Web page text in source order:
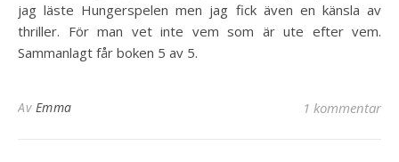
jag läste Hungerspelen men jag fick även en känsla av
thriller. För man vet inte vem som är ute efter vem.
Sammanlagt får boken 5 av 5.
Av Emma 1 kommentar